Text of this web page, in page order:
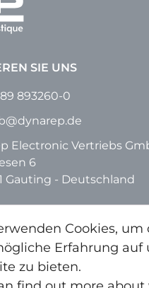
SIE UNS
893260-0
Electronic Vertriebs
6
Gauting - Deutschland
Cookies, um
Erfahrung auf
zu bieten.